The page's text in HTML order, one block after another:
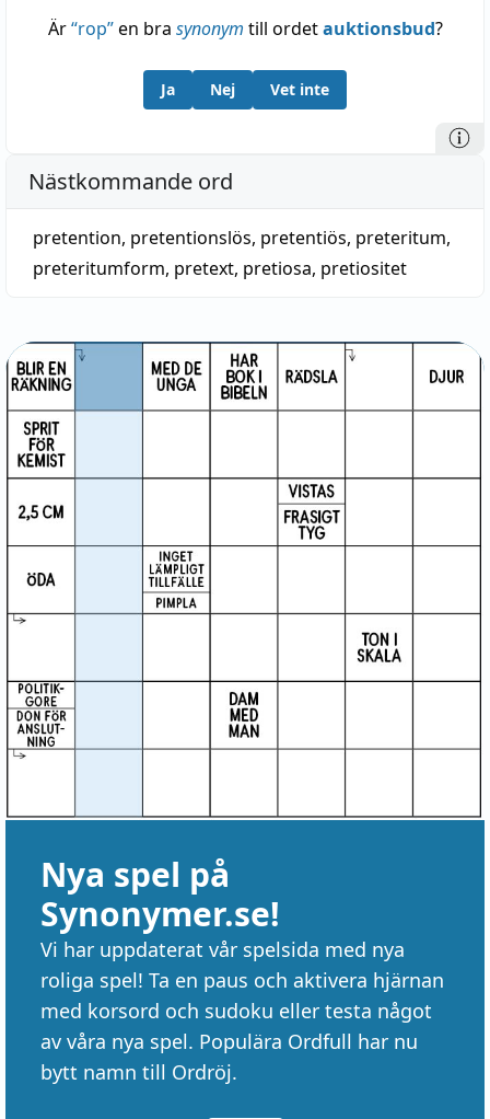
Är“rop”en bra synonym till ordetauktionsbud?
Ja Nej Vet inte
Nästkommande ord
pretention, pretentionslös, pretentiös, preteritum,
preteritumform, pretext, pretiosa, pretiositet
Nya spel på
Synonymer.se!
Vi har uppdaterat vår spelsida med nya
roliga spel! Ta en paus och aktivera hjärnan
med korsord och sudoku eller testa något
av våra nya spel. Populära Ordfull har nu
bytt namn till Ordröj.